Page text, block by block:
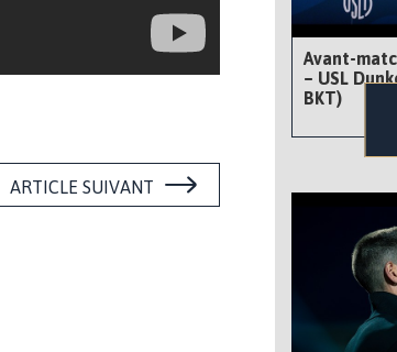
ARTICLE SUIVANT
Avant-
– USL
BKT)